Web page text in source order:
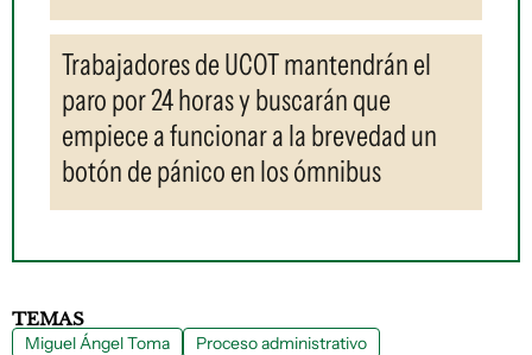
Trabajadores de UCOT mantendrán el
paro por 24 horas y buscarán que
empiece a funcionar a la brevedad un
botón de pánico en los ómnibus
TEMAS
Miguel Ángel Toma
Proceso administrativo